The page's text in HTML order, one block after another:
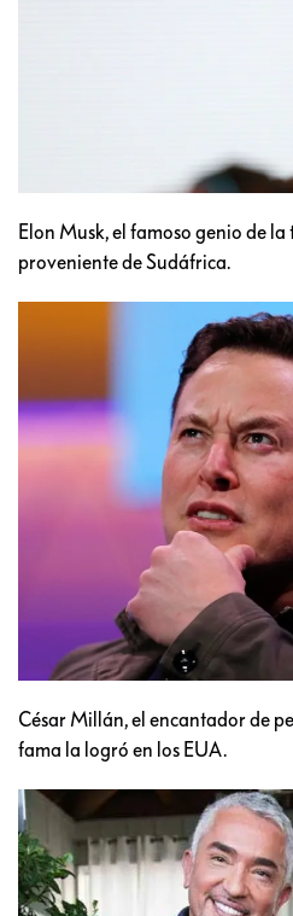
Elon Musk, el famoso genio de
proveniente de Sudáfrica.
César Millán, el encantador de
fama la logró en los EUA.